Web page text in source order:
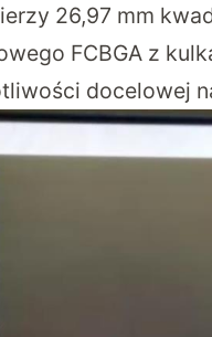
26,97 mm
FCBGA z
docelowej